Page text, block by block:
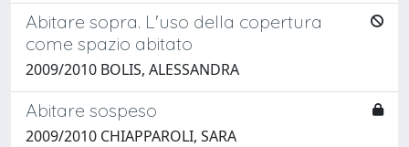
Abitare sopra. L'uso della copertura
come spazio abitato
2009/2010 BOLIS, ALESSANDRA
Abitare sospeso
2009/2010 CHIAPPAROLI, SARA